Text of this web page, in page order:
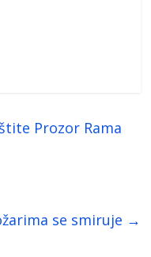
Prozor Rama
se smiruje →